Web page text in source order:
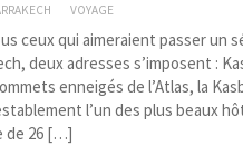
VOYAGE
ceux qui aimeraient passer un
deux adresses s’imposent :
enneigés de l’Atlas, la
l’un des plus beaux
de 26 […]